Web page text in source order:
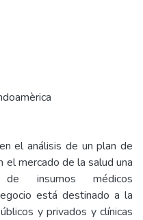
el análisis de un plan de
el mercado de la salud una
de insumos médicos
está destinado a la
y privados y clínicas